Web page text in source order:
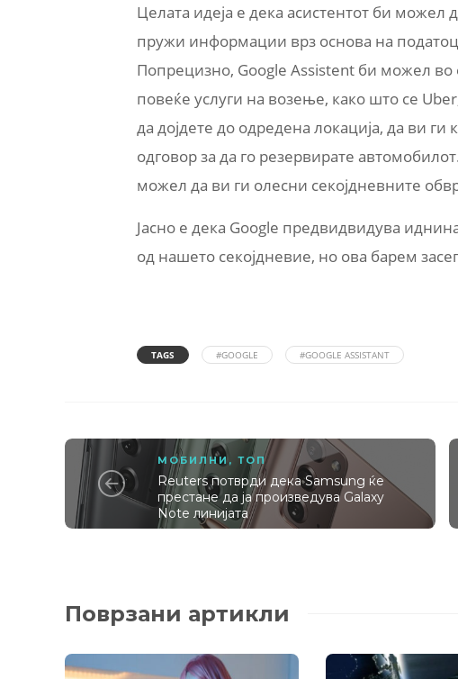
Целата идеја е дека асистентот би можел
пружи информации врз основа на
Попрецизно, Google Assistent би можел
повеќе услуги на возење, како што се
да дојдете до одредена локација, да ви
одговор за да го резервирате
можел да ви ги олесни секојдневните
Јасно е дека Google предвидвидува
од нашето секојдневие, но ова барем
TAGS #GOOGLE #GOOGLE ASSISTANT
МОБИЛНИ ,ТОП
Reuters потврди дека Samsung ќе
престане да ја произведува Galaxy
Note линијата
Поврзани артикли